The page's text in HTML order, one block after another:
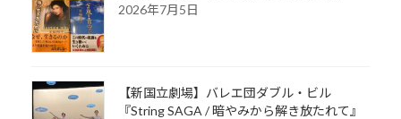
2026年7月5日
【新国立劇場】バレエ団ダブル・ビル
『String SAGA / 暗やみから解き放たれて』